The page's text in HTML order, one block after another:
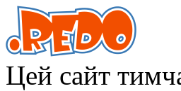
Цей сайт